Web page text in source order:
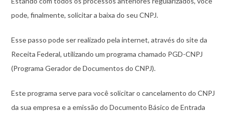
pode, finalmente, solicitar a baixa do seu CNPJ.
Esse passo pode ser realizado pela internet, através do site da
Receita Federal, utilizando um programa chamado PGD-CNPJ
(Programa Gerador de Documentos do CNPJ).
Este programa serve para você solicitar o cancelamento do CNPJ
da sua empresa e a emissão do Documento Básico de Entrada